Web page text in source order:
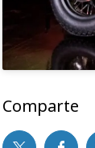
Comparte